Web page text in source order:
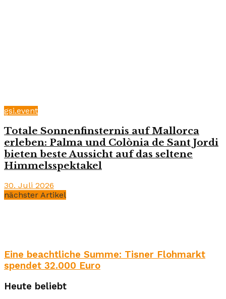
gsi.event
Totale Sonnenfinsternis auf Mallorca
erleben: Palma und Colònia de Sant Jordi
bieten beste Aussicht auf das seltene
Himmelsspektakel
30. Juli 2026
nächster Artikel
Eine beachtliche Summe: Tisner Flohmarkt
spendet 32.000 Euro
Heute beliebt